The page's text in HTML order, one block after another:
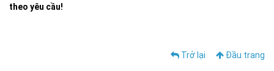
theo yêu cầu!
Trở lại Đầu trang